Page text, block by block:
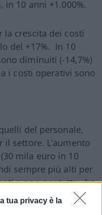
tua privacy è la
in 10 anni +1.000%.
la crescita dei costi
del +17%. In 10
diminuiti (-14,7%)
i costi operativi sono
del personale,
settore. L’aumento
mila euro in 10
sempre più alti per
e non per tutte» ha
avevano 309mila
Italia. Dopo 10